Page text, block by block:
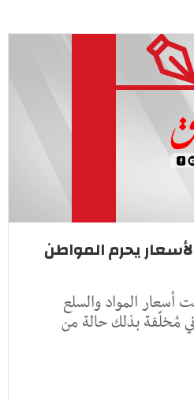
يحرم المواطن
المواد والسلع
مُخلّفة بذلك حالة من